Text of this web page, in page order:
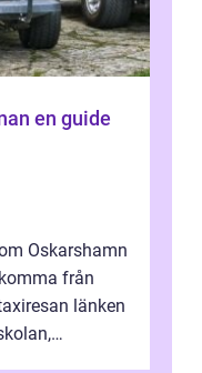
Oskarshamn
från
länken